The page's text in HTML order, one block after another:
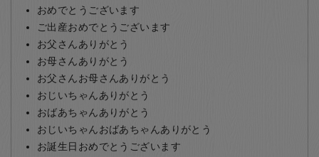
おめでとうございます
ご出産おめでとうございます
お父さんありがとう
お母さんありがとう
お父さんお母さんありがとう
おじいちゃんありがとう
おばあちゃんありがとう
おじいちゃんおばあちゃんありがとう
お誕生日おめでとうございます